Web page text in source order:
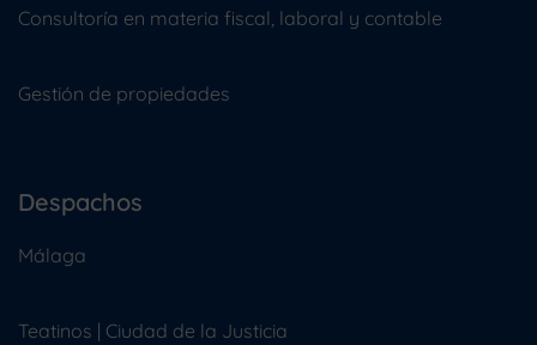
Consultoría en materia fiscal, laboral y contable
Gestión de propiedades
Despachos
Málaga
Teatinos | Ciudad de la Justicia